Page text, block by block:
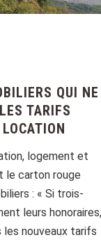
QUI NE
TARIFS
logement et
le carton rouge
: « Si trois-
leurs honoraires,
nouveaux tarifs